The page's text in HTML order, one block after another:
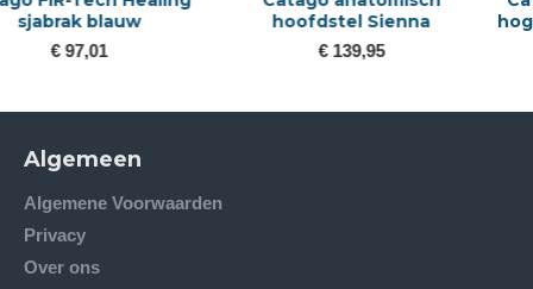
hoge taille en volledige grip
€ 60,00
zomerdeken
€ 99,95
Algemeen
Algemene Voorwaarden
Privacy
Over ons